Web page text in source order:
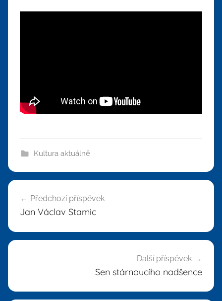
Kultura aktuálně
Navigace
pro
příspěvek
Předchozí příspěvek
Jan Václav Stamic
Další příspěvek
Sen stárnoucího nadšence